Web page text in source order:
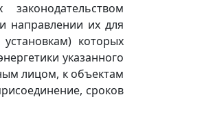
направлении их для
которых
указанного
лицом, к объектам
сроков